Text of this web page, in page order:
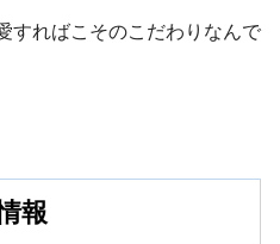
すればこそのこだわりなんで
報